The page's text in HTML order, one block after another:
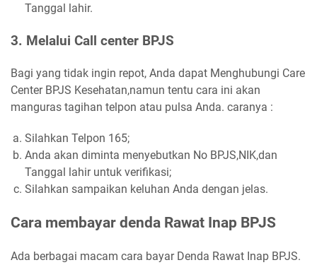
Tanggal lahir.
3. Melalui Call center BPJS
Bagi yang tidak ingin repot, Anda dapat Menghubungi Care
Center BPJS Kesehatan,namun tentu cara ini akan
manguras tagihan telpon atau pulsa Anda. caranya :
Silahkan Telpon 165;
Anda akan diminta menyebutkan No BPJS,NIK,dan
Tanggal lahir untuk verifikasi;
Silahkan sampaikan keluhan Anda dengan jelas.
Cara membayar denda Rawat Inap BPJS
Ada berbagai macam cara bayar Denda Rawat Inap BPJS.